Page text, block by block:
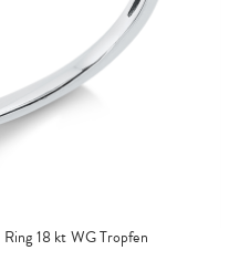
Ring 18 kt WG Tropfen